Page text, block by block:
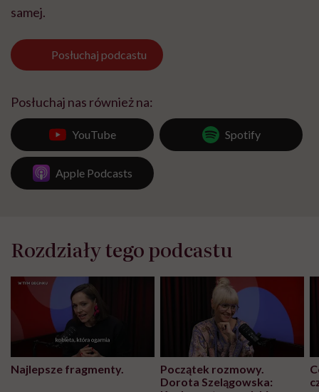
samej.
Posłuchaj podcastu
Posłuchaj nas również na:
YouTube Spotify
Apple Podcasts
Rozdziały tego podcastu
Najlepsze fragmenty.
Początek rozmowy.
Dorota Szelągowska: